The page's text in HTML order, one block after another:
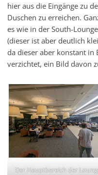
hier aus die Eingänge zu
Duschen zu erreichen.
es wie in der South-
(dieser ist aber deutlich
da dieser aber konstant in
verzichtet, ein Bild davon
Der Hauptbereich der